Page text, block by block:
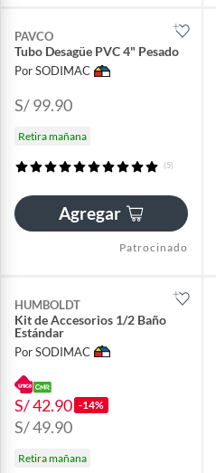
PAVCO
Tubo Desagüe PVC 4" Pesado
Por SODIMAC
S/ 99.90
Retira mañana
(5)
Agregar
Patrocinado
HUMBOLDT
Kit de Accesorios 1/2 Baño
Estándar
Por SODIMAC
S/ 42.90 -14%
S/ 49.90
Retira mañana